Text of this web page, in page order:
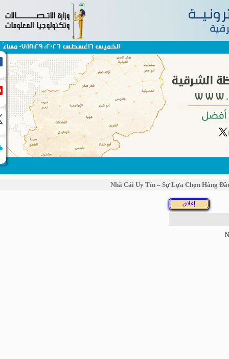
الخميس 6اغسطس 2026، 07:18:29 مساءً
Nhà Cái Uy Tín – Sự Lựa Chọn